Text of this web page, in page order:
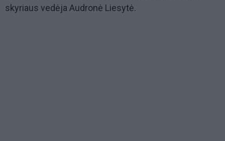
skyriaus vedėja Audronė Liesytė.